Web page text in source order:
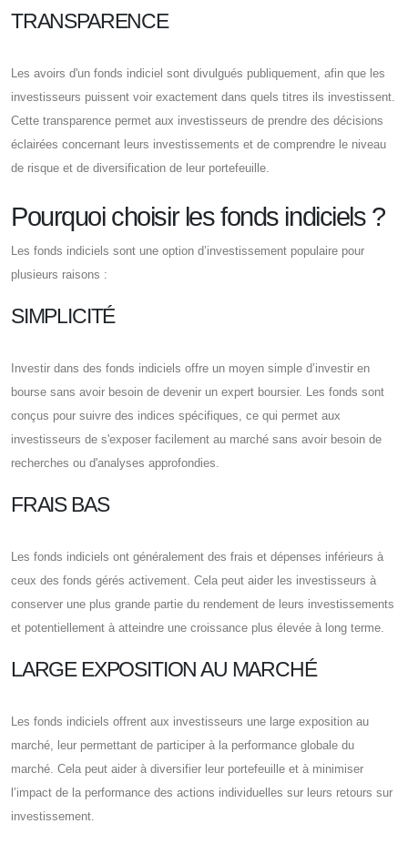
TRANSPARENCE
Les avoirs d'un fonds indiciel sont divulgués publiquement, afin que les
investisseurs puissent voir exactement dans quels titres ils investissent.
Cette transparence permet aux investisseurs de prendre des décisions
éclairées concernant leurs investissements et de comprendre le niveau
de risque et de diversification de leur portefeuille.
Pourquoi choisir les fonds indiciels ?
Les fonds indiciels sont une option d’investissement populaire pour
plusieurs raisons :
SIMPLICITÉ
Investir dans des fonds indiciels offre un moyen simple d’investir en
bourse sans avoir besoin de devenir un expert boursier. Les fonds sont
conçus pour suivre des indices spécifiques, ce qui permet aux
investisseurs de s'exposer facilement au marché sans avoir besoin de
recherches ou d'analyses approfondies.
FRAIS BAS
Les fonds indiciels ont généralement des frais et dépenses inférieurs à
ceux des fonds gérés activement. Cela peut aider les investisseurs à
conserver une plus grande partie du rendement de leurs investissements
et potentiellement à atteindre une croissance plus élevée à long terme.
LARGE EXPOSITION AU MARCHÉ
Les fonds indiciels offrent aux investisseurs une large exposition au
marché, leur permettant de participer à la performance globale du
marché. Cela peut aider à diversifier leur portefeuille et à minimiser
l’impact de la performance des actions individuelles sur leurs retours sur
investissement.